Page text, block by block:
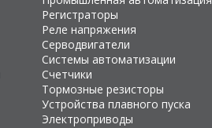
Регистраторы
Реле напряжения
Серводвигатели
Системы автоматизации
Счетчики
Тормозные резисторы
Устройства плавного пуска
Электроприводы